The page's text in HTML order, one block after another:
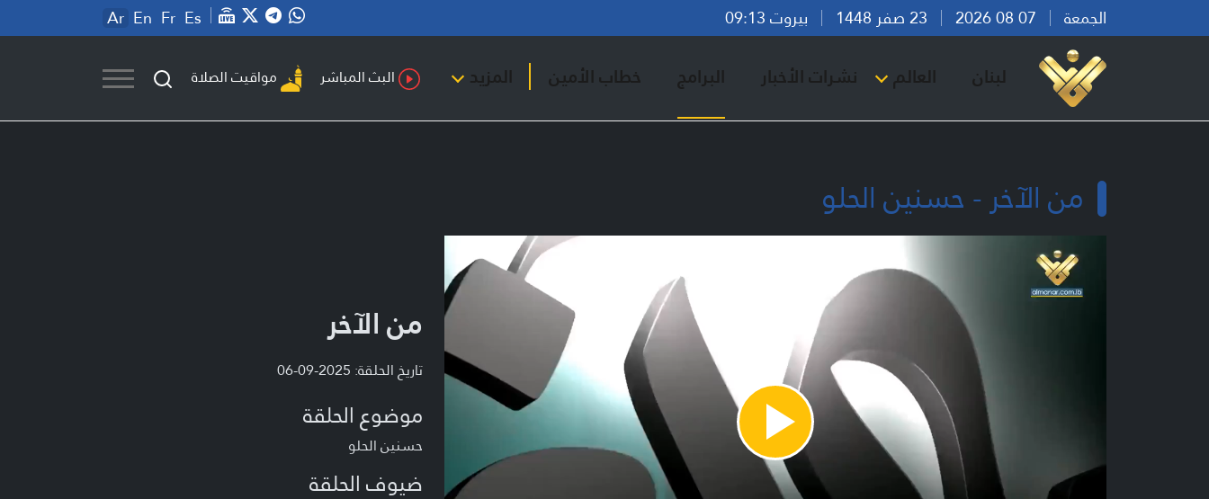
الجمعة بيروت 09:13 Ar En Fr Es
لبنان العالم نشرات الأخبار البرامج خطاب الأمين المزيد البث المباشر مواقيت الصلاة
من الآخر - حسنين الحلو
Play
Video
من الآخر
تاريخ الحلقة: 2025-09-06
موضوع الحلقة
حسنين الحلو
ضيوف الحلقة